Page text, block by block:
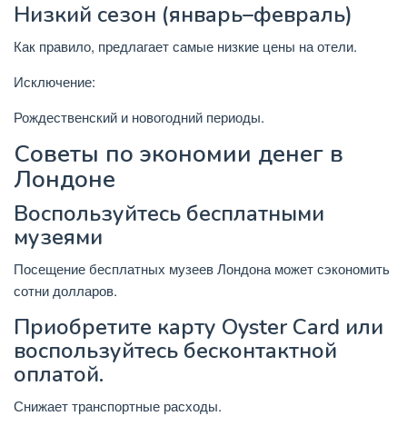
Низкий сезон (январь–февраль)
Как правило, предлагает самые низкие цены на отели.
Исключение:
Рождественский и новогодний периоды.
Советы по экономии денег в
Лондоне
Воспользуйтесь бесплатными
музеями
Посещение бесплатных музеев Лондона может сэкономить
сотни долларов.
Приобретите карту Oyster Card или
воспользуйтесь бесконтактной
оплатой.
Снижает транспортные расходы.